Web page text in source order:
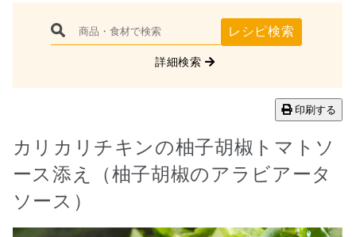
レシピ検索
詳細検索
印刷する
カリカリチキンの柚子胡椒トマトソ
ース添え（柚子胡椒のアラビアータ
ソース）